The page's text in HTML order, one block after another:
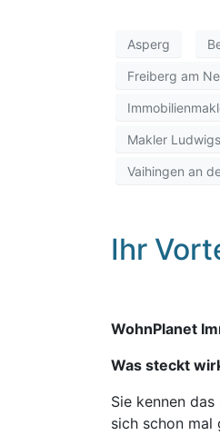
Asperg
Freiberg am
Makler
Vaihingen an
Ihr
WohnPlanet
Was steckt
Sie kennen
sich schon